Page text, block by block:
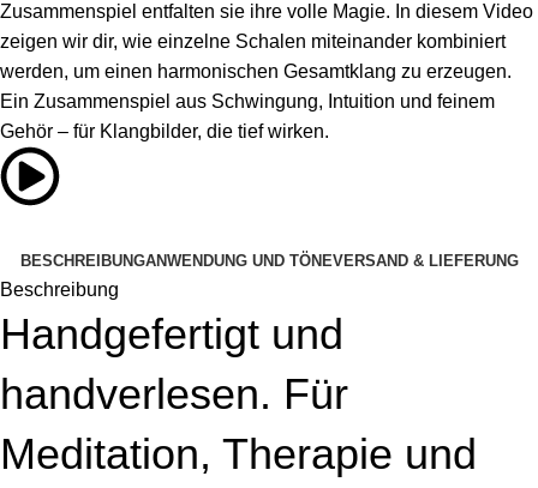
Zusammenspiel entfalten sie ihre volle Magie. In diesem Video
zeigen wir dir, wie einzelne Schalen miteinander kombiniert
werden, um einen harmonischen Gesamtklang zu erzeugen.
Ein Zusammenspiel aus Schwingung, Intuition und feinem
Gehör – für Klangbilder, die tief wirken.
BESCHREIBUNGANWENDUNG UND TÖNEVERSAND & LIEFERUNG
Beschreibung
Handgefertigt und
handverlesen. Für
Meditation, Therapie und